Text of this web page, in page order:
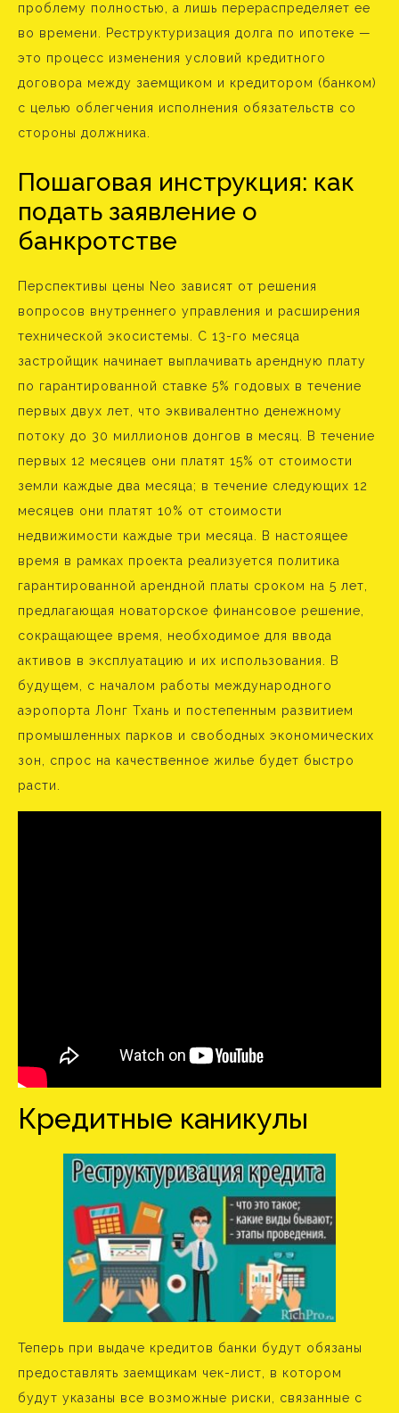
проблему полностью, а лишь перераспределяет ее
во времени. Реструктуризация долга по ипотеке —
это процесс изменения условий кредитного
договора между заемщиком и кредитором (банком)
с целью облегчения исполнения обязательств со
стороны должника.
Пошаговая инструкция: как
подать заявление о
банкротстве
Перспективы цены Neo зависят от решения
вопросов внутреннего управления и расширения
технической экосистемы. С 13-го месяца
застройщик начинает выплачивать арендную плату
по гарантированной ставке 5% годовых в течение
первых двух лет, что эквивалентно денежному
потоку до 30 миллионов донгов в месяц. В течение
первых 12 месяцев они платят 15% от стоимости
земли каждые два месяца; в течение следующих 12
месяцев они платят 10% от стоимости
недвижимости каждые три месяца. В настоящее
время в рамках проекта реализуется политика
гарантированной арендной платы сроком на 5 лет,
предлагающая новаторское финансовое решение,
сокращающее время, необходимое для ввода
активов в эксплуатацию и их использования. В
будущем, с началом работы международного
аэропорта Лонг Тхань и постепенным развитием
промышленных парков и свободных экономических
зон, спрос на качественное жилье будет быстро
расти.
Кредитные каникулы
Теперь при выдаче кредитов банки будут обязаны
предоставлять заемщикам чек-лист, в котором
будут указаны все возможные риски, связанные с